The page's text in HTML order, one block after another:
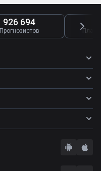
926 694
Прогнозистов